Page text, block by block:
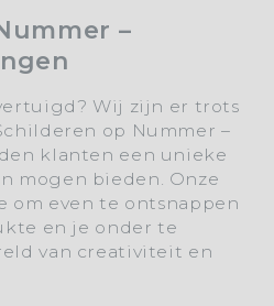
–
Wij zijn er trots
op Nummer –
klanten een unieke
mogen bieden. Onze
om even te ontsnappen
en je onder te
van creativiteit en